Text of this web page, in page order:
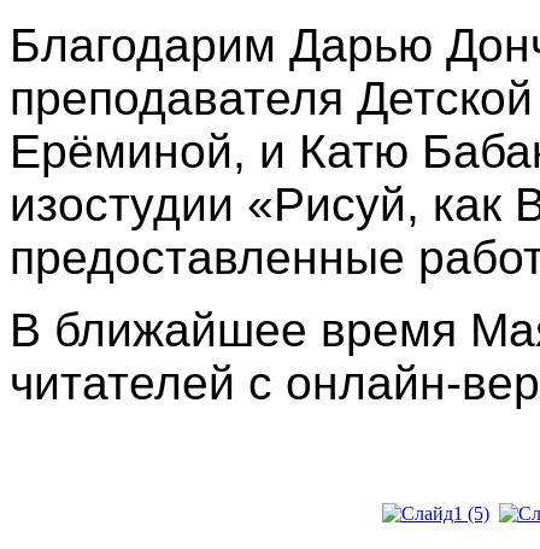
Благодарим Дарью
преподавателя
Ерёминой, и Катю
изостудии «Рисуй, как
предоставленные
В ближайшее время
читателей с онлайн-